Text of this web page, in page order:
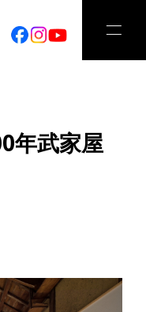
年武家屋